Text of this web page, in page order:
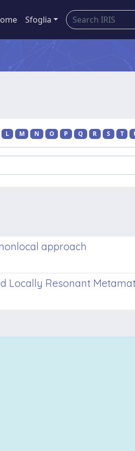
Sfoglia
L M N O P Q R S T
approach
Locally Resonant